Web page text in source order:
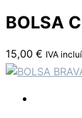
BOLSA
15,00 € IVA